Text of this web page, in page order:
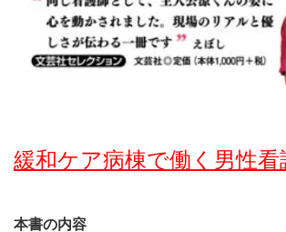
緩和ケア病棟で働く男性
本書の内容